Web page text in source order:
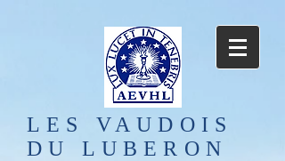
LES VAUDOIS
DU LUBERON